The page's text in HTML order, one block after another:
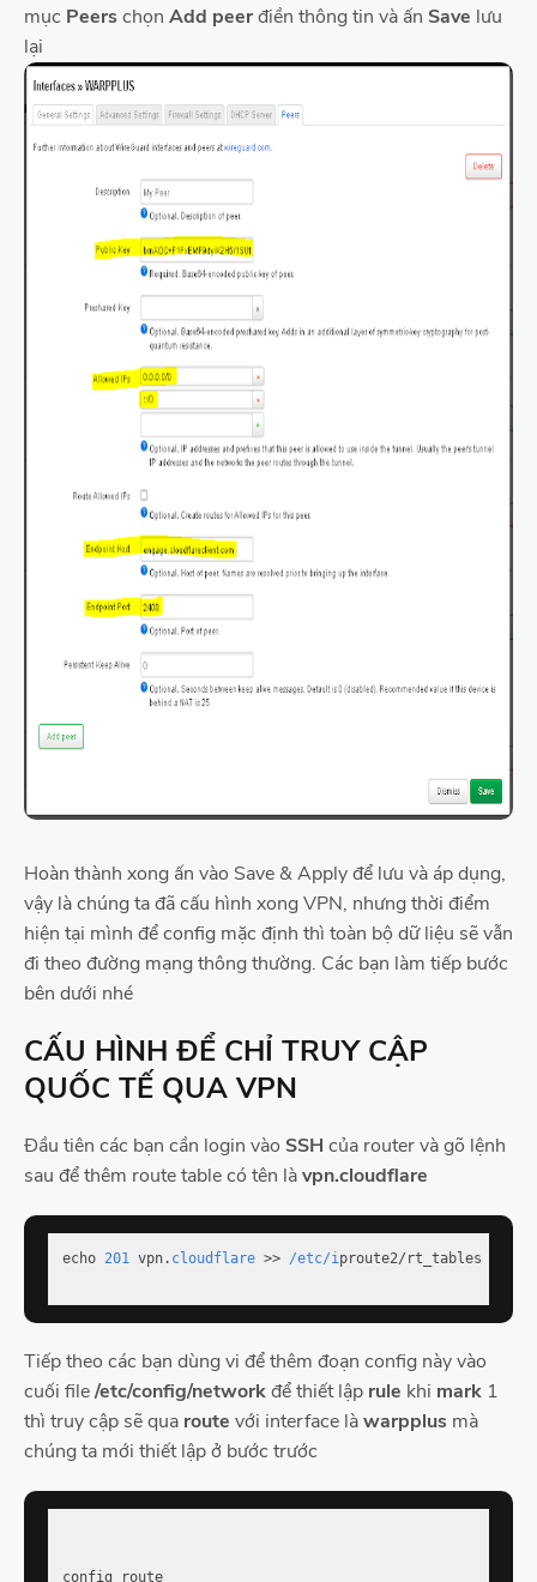
mục Peerschọn Add peerđiền thông tin và ấn Save lưu
lại
Hoàn thành xong ấn vào Save & Apply để lưu và áp dụng,
vậy là chúng ta đã cấu hình xong VPN, nhưng thời điểm
hiện tại mình để config mặc định thì toàn bộ dữ liệu sẽ vẫn
đi theo đường mạng thông thường. Các bạn làm tiếp bước
bên dưới nhé
CẤU HÌNH ĐỂ CHỈ TRUY CẬP
QUỐC TẾ QUA VPN
Đầu tiên các bạn cần login vào SSH của router và gõ lệnh
sau để thêm route table có tên làvpn.cloudflare
echo 201 vpn. cloudflare >> /etc/iproute2/rt_tables
Tiếp theo các bạn dùng vi để thêm đoạn config này vào
cuối file/etc/config/networkđể thiết lập rule khi mark 1
thì truy cập sẽ qua route với interface làwarpplus mà
chúng ta mới thiết lập ở bước trước
config route